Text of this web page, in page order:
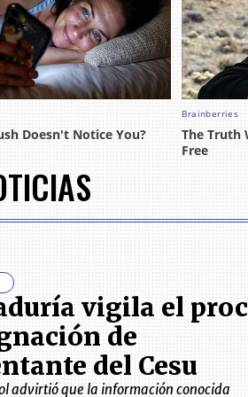
vigila el
de
del Cesu
advirtió que la información conocida